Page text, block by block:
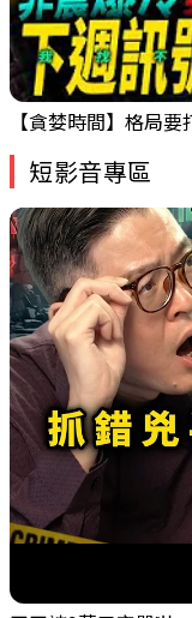
短影音專區